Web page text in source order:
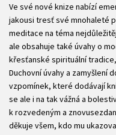
Ve své nové knize nabízí
jakousi tresť své mnohaleté
meditace na téma
ale obsahuje také úvahy o
křesťanské spirituální
Duchovní úvahy a zamyšlení
vzpomínek, které dodávají
se ale i na tak vážná a
k rozvedeným a
děkuje všem, kdo mu